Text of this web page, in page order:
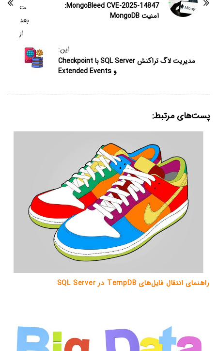
MongoBleed CVE-2025-14847:
امنیت MongoDB
ت
بعد
از
این:
مدیریت لاگ تراکنش SQL Server با Checkpoint
و Extended Events
پست‌های مرتبط:
راهنمای انتقال فایل‌های TempDB در SQL Server